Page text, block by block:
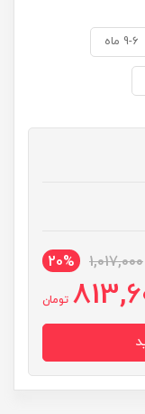
9-6 ماه
1,017,000
20%
تومان